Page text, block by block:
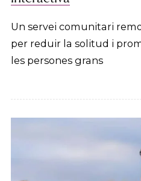
Un servei comunitari
per reduir la solitud i
les persones grans